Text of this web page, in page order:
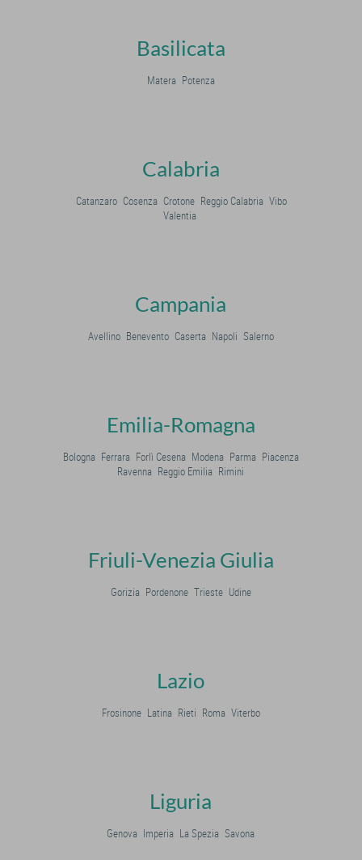
Basilicata
Matera Potenza
Calabria
Catanzaro Cosenza Crotone Reggio Calabria Vibo
Valentia
Campania
Avellino Benevento Caserta Napoli Salerno
Emilia-Romagna
Bologna Ferrara Forlì Cesena Modena Parma Piacenza
Ravenna Reggio Emilia Rimini
Friuli-Venezia Giulia
Gorizia Pordenone Trieste Udine
Lazio
Frosinone Latina Rieti Roma Viterbo
Liguria
Genova Imperia La Spezia Savona